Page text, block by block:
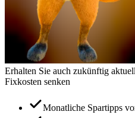
Erhalten Sie auch zukünftig
Fixkosten senken
Monatliche Spartipps